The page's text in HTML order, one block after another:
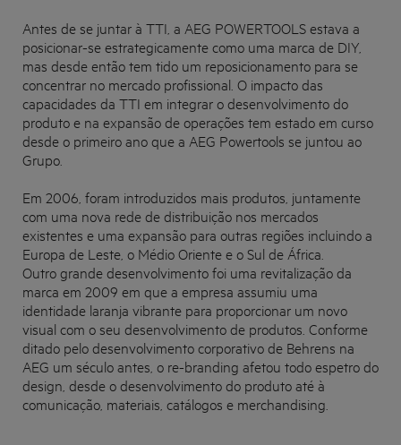
Antes de se juntar à TTI, a AEG POWERTOOLSestava a
posicionar-se estrategicamente como uma marca de DIY,
mas desde então tem tido um reposicionamento para se
concentrar no mercado profissional. O impacto das
capacidades da TTI em integrar o desenvolvimento do
produto e na expansão de operações tem estado em curso
desde o primeiro ano que a AEG Powertools se juntou ao
Grupo.
Em 2006, foram introduzidos mais produtos, juntamente
com uma nova rede de distribuição nos mercados
existentes e uma expansão para outras regiões incluindo a
Europa de Leste, o Médio Oriente e o Sul de África.
Outro grande desenvolvimento foi uma revitalização da
marca em 2009 em que a empresa assumiu uma
identidade laranja vibrante para proporcionar um novo
visual com o seu desenvolvimento de produtos. Conforme
ditado pelo desenvolvimento corporativo de Behrens na
AEG um século antes, o re-branding afetou todo espetro do
design, desde o desenvolvimento do produto até à
comunicação, materiais, catálogos e merchandising.